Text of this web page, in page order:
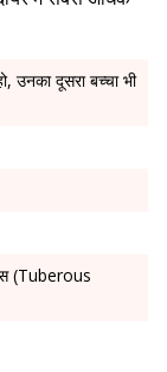
उनका दूसरा बच्चा भी
(Tuberous